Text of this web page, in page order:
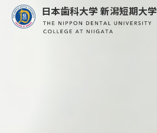
日本歯科大学 新潟短期大学